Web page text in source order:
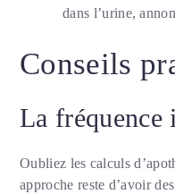
dans l’urine,
Conseils
La fréquence
Oubliez les calculs
approche reste d’avoir